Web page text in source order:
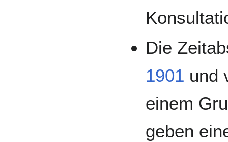
Die
1901 und
einem
geben